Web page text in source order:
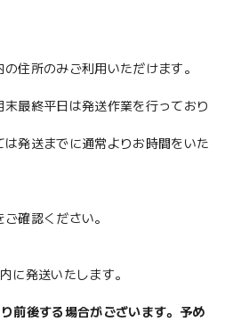
住所のみご利用いただけます。
最終平日は発送作業を行っており
発送までに通常よりお時間をいた
確認ください。
に発送いたします。
前後する場合がございます。予め